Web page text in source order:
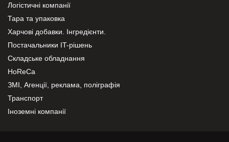
Логістичні компанії
Тара та упаковка
Харчові добавки. Інгредієнти.
Постачальники IT-рішень
Складське обладнання
HoReCa
ЗМІ, Агенції, реклама, поліграфія
Транспорт
Іноземні компанії